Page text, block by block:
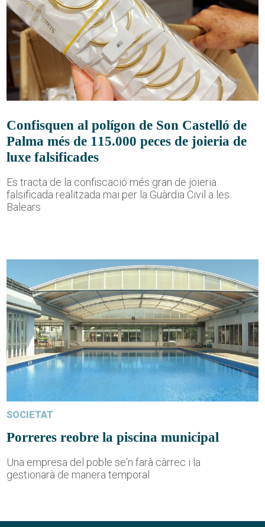
Confisquen al polígon de Son Castelló de
Palma més de 115.000 peces de joieria de
luxe falsificades
Es tracta de la confiscació més gran de joieria
falsificada realitzada mai per la Guàrdia Civil a les
Balears
SOCIETAT
Porreres reobre la piscina municipal
Una empresa del poble se'n farà càrrec i la
gestionarà de manera temporal